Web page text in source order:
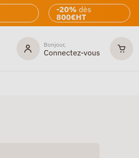
-20% dès
800€HT
Bonjour,
Connectez-vous